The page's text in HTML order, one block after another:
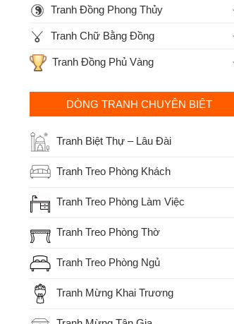
Tranh Đồng Phong Thủy
Tranh Chữ Bằng Đồng
Tranh Đồng Phủ Vàng
DÒNG TRANH CHUYÊN BIỆT
Tranh Biệt Thự – Lâu Đài
Tranh Treo Phòng Khách
Tranh Treo Phòng Làm Việc
Tranh Treo Phòng Thờ
Tranh Treo Phòng Ngủ
Tranh Mừng Khai Trương